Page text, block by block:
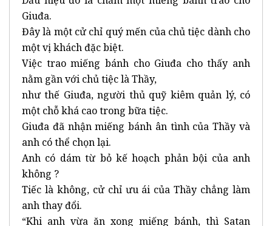
Giuđa.
Đây là một cử chỉ quý mến của chủ tiệc dành cho
một vị khách đặc biệt.
Việc trao miếng bánh cho Giuđa cho thấy anh
nằm gần với chủ tiệc là Thầy,
như thế Giuđa, người thủ quỹ kiêm quản lý, có
một chỗ khá cao trong bữa tiệc.
Giuđa đã nhận miếng bánh ân tình của Thầy và
anh có thể chọn lại.
Anh có dám từ bỏ kế hoạch phản bội của anh
không ?
Tiếc là không, cử chỉ ưu ái của Thầy chẳng làm
anh thay đổi.
“Khi anh vừa ăn xong miếng bánh, thì Satan